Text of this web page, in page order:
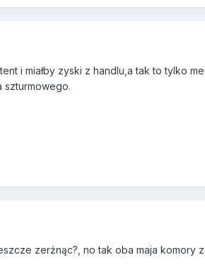
i miałby zyski z handlu,a tak to tylko
szturmowego.
zerżnąc?, no tak oba maja komory